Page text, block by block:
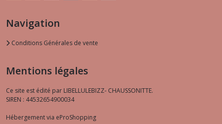
Navigation
Conditions Générales de vente
Mentions légales
Ce site est édité par LIBELLULEBIZZ- CHAUSSONITTE.
SIREN : 44532654900034
Hébergement via eProShopping